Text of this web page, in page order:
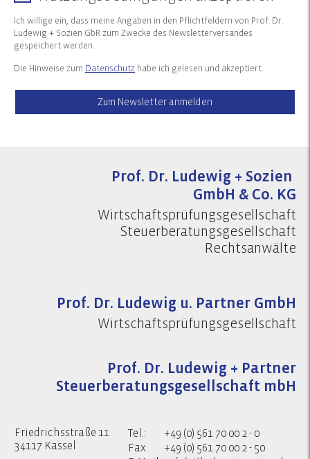
Ich willige ein, dass meine Angaben in den Pflichtfeldern von Prof. Dr.
Ludewig + Sozien GbR zum Zwecke des Newsletterversandes
gespeichert werden.
Die Hinweise zum Datenschutz habe ich gelesen und akzeptiert.
Zum Newsletter anmelden
Prof. Dr. Ludewig + Sozien
GmbH & Co. KG
Wirtschaftsprüfungsgesellschaft
Steuerberatungsgesellschaft
Rechtsanwälte
Prof. Dr. Ludewig u. Partner GmbH
Wirtschaftsprüfungsgesellschaft
Prof. Dr. Ludewig + Partner
Steuerberatungsgesellschaft mbH
Friedrichsstraße 11
34117 Kassel
Tel.:
+49 (0) 561 70 00 2 - 0
Fax
+49 (0) 561 70 00 2 - 50